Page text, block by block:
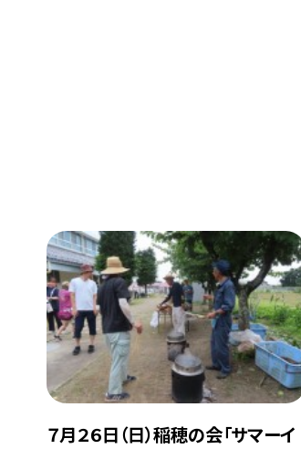
７月２６日（日）稲穂の会「サマーイ